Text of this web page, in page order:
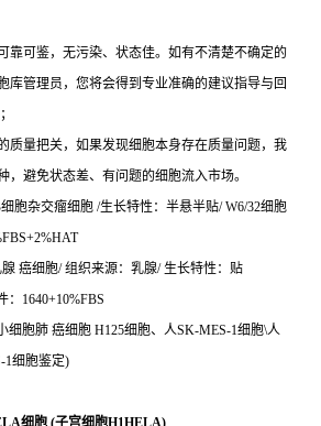
靠可鉴，无污染、状态佳。如有不清楚不确定的
库管理员，您将会得到专业准确的建议指导与回
质量把关，如果发现细胞本身存在质量问题，我
，避免状态差、有问题的细胞流入市场。
胞杂交瘤细胞 /生长特性：半悬半贴/ W6/32细胞
癌细胞/ 组织来源：乳腺/ 生长特性：贴
：1640+10%FBS
细胞肺 癌细胞 H125细胞、人SK-MES-1细胞\人
1细胞鉴定)
细胞 (子宫细胞H1HELA)